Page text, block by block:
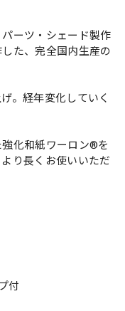
ーツ・シェード製作
た、完全国内生産の
。経年変化していく
化和紙ワーロン®を
り長くお使いいただ
付